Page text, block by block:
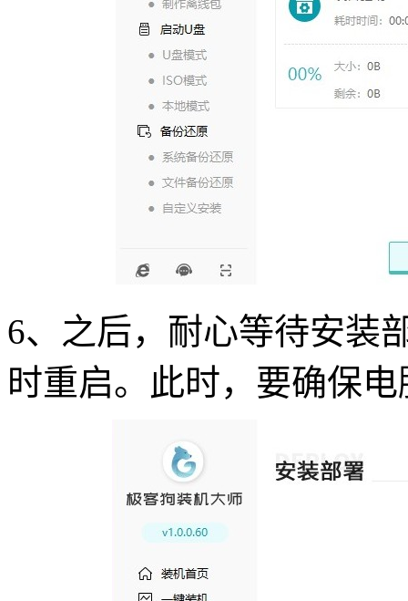
6、之后，耐心等待安装
时重启。此时，要确保